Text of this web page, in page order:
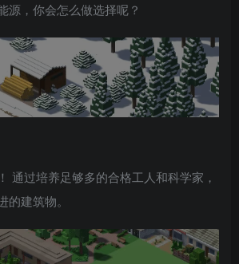
源，你会怎么做选择呢？
通过培养足够多的合格工人和科学家，
建筑物。